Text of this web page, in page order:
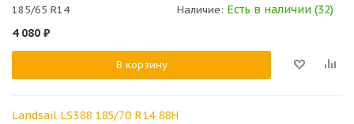
185/65 R14 Наличие: Есть в наличии (32)
4 080 ₽
В корзину
Landsail LS388 185/70 R14 88H